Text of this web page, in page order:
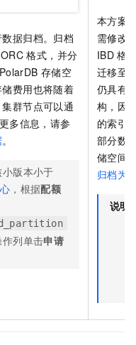
据归档。归档
ORC 格式，并分
存储空
费用也将随着
群节点可以通
多信息，请参
。
版本小于
，根据配额
列单击申请
本方案
需修改
IBD 格
迁移至
仍具有
构，因
的索引
部分数
储空间
归档为
说明